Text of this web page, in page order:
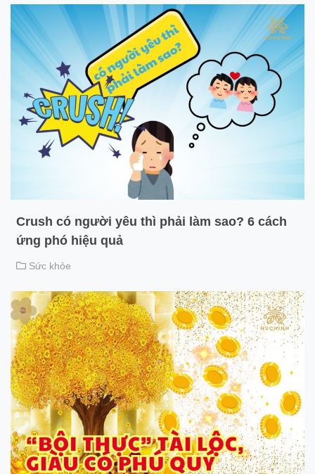
Crush có người yêu thì phải làm sao? 6 cách
ứng phó hiệu quả
Sức khỏe